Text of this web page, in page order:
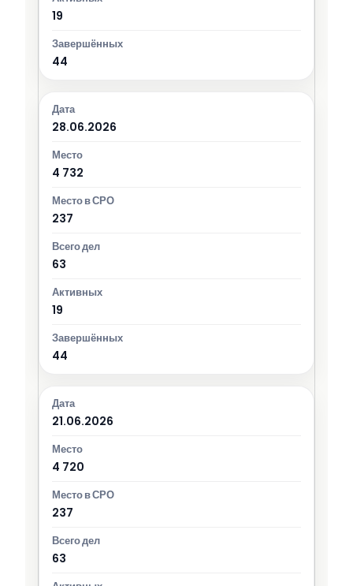
19
44
28.06.2026
4 732
237
63
19
44
21.06.2026
4 720
237
63